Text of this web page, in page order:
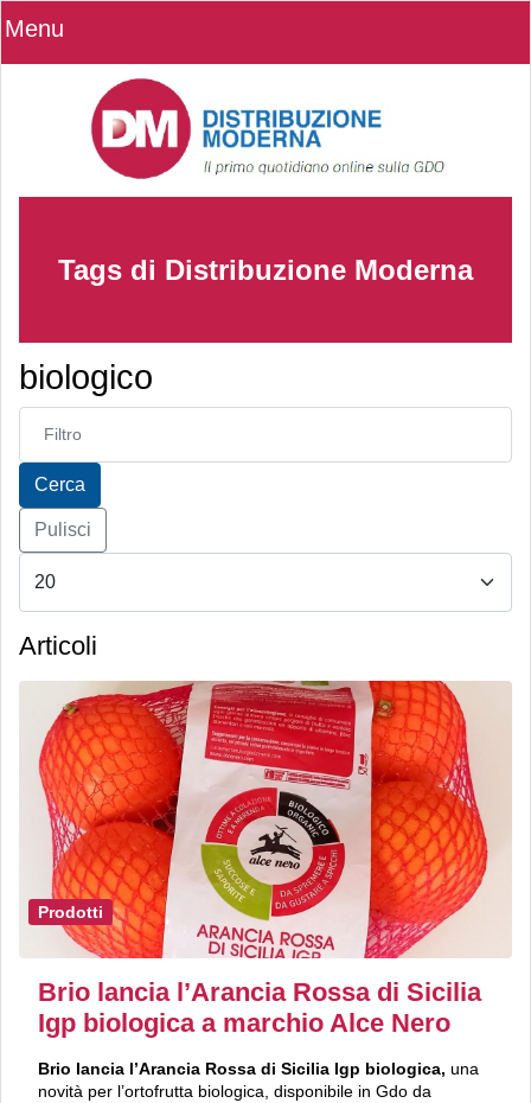
Menu
Tags di Distribuzione Moderna
biologico
Inserisci parte del titolo
Cerca
Pulisci
Articoli
Prodotti
Brio lancia l’Arancia Rossa di Sicilia
Igp biologica a marchio Alce Nero
Brio lancia l’Arancia Rossa di Sicilia Igp biologica, una
novità per l’ortofrutta biologica, disponibile in Gdo da